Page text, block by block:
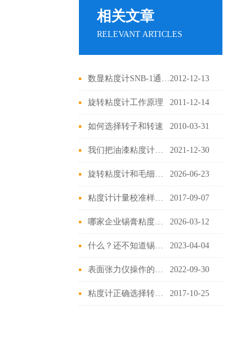
相关文章
RELEVANT ARTICLES
数显粘度计SNB-1通过计量局检测2012-12-13
旋转粘度计工作原理 2011-12-14
如何选择转子和转速 2010-03-31
我们把油漆粘度计需要大家记得的信息再强调一遍 2021-12-30
旋转粘度计和毛细管粘度计有什么区别？各自适合哪些应用场景，一篇说明白 2026-06-23
粘度计计量校准样品设计原理 2017-09-07
哪家企业锡膏粘度计做得质量好、口碑好？上海平轩科学当仁不让 2026-03-12
什么？还不知道锡膏粘度计的维护规则是什么吗？ 2023-04-04
表面张力仪操作的时候，采用悬滴法及停滴法要注意些啥 2022-09-30
粘度计正确选择转子或调整转速 2017-10-25